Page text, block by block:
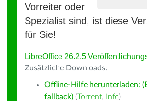
Vorreiter oder
Spezialist sind, ist diese
für Sie!
LibreOffice 26.2.5
Zusätzliche Downloads:
Offline-Hilfe herunterladen:
fallback) (Torrent, Info)